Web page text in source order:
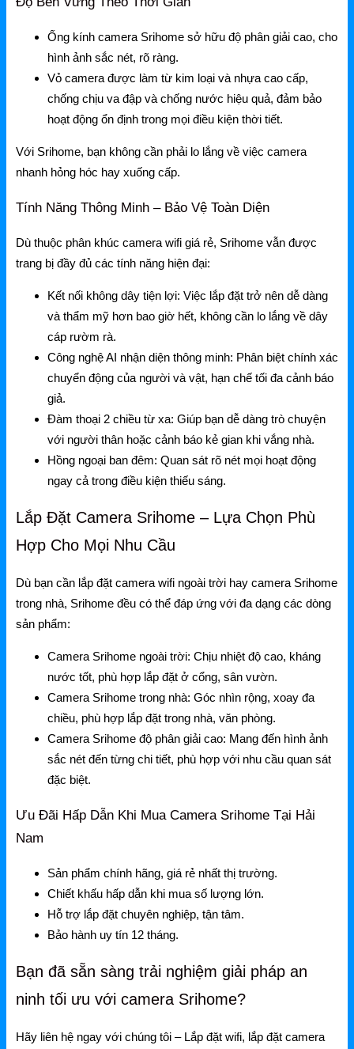
NetMax Router
NetMax Switch
NetMax WiFi
Phụ Kiện NetMax
Huawei
Huawei eKitEngine
Phụ Kiện Huawei
WAC
Mercusys
Mercusys Switch
Mercusys 4G
Linksys
Linksys Router WiFi
Linksys Switch
Linksys WiFi
H3C
Wireless
Gateway
EnGenius Router
EnGenius Switch
EnGenius WiFi
Phụ kiện EnGenius
EnGenius Controller
Ruijie
Ống kính camera Srihome sở hữu độ phân giải cao, cho
hình ảnh sắc nét, rõ ràng.
Vỏ camera được làm từ kim loại và nhựa cao cấp,
chống chịu va đập và chống nước hiệu quả, đảm bảo
hoạt động ổn định trong mọi điều kiện thời tiết.
Với Srihome, bạn không cần phải lo lắng về việc camera
nhanh hỏng hóc hay xuống cấp.
Tính Năng Thông Minh – Bảo Vệ Toàn Diện
Dù thuộc phân khúc camera wifi giá rẻ, Srihome vẫn được
trang bị đầy đủ các tính năng hiện đại:
Kết nối không dây tiện lợi: Việc lắp đặt trở nên dễ dàng
và thẩm mỹ hơn bao giờ hết, không cần lo lắng về dây
cáp rườm rà.
Công nghệ AI nhận diện thông minh: Phân biệt chính xác
chuyển động của người và vật, hạn chế tối đa cảnh báo
giả.
Đàm thoại 2 chiều từ xa: Giúp bạn dễ dàng trò chuyện
với người thân hoặc cảnh báo kẻ gian khi vắng nhà.
Hồng ngoại ban đêm: Quan sát rõ nét mọi hoạt động
ngay cả trong điều kiện thiếu sáng.
Lắp Đặt Camera Srihome – Lựa Chọn Phù
Hợp Cho Mọi Nhu Cầu
Dù bạn cần lắp đặt camera wifi ngoài trời hay camera Srihome
trong nhà, Srihome đều có thể đáp ứng với đa dạng các dòng
sản phẩm:
Camera Srihome ngoài trời: Chịu nhiệt độ cao, kháng
nước tốt, phù hợp lắp đặt ở cổng, sân vườn.
Camera Srihome trong nhà: Góc nhìn rộng, xoay đa
chiều, phù hợp lắp đặt trong nhà, văn phòng.
Camera Srihome độ phân giải cao: Mang đến hình ảnh
sắc nét đến từng chi tiết, phù hợp với nhu cầu quan sát
đặc biệt.
Ưu Đãi Hấp Dẫn Khi Mua Camera Srihome Tại Hải
Nam
Sản phẩm chính hãng, giá rẻ nhất thị trường.
Chiết khấu hấp dẫn khi mua số lượng lớn.
Hỗ trợ lắp đặt chuyên nghiệp, tận tâm.
Bảo hành uy tín 12 tháng.
Bạn đã sẵn sàng trải nghiệm giải pháp an
ninh tối ưu với camera Srihome?
Hãy liên hệ ngay với chúng tôi – Lắp đặt wifi, lắp đặt camera